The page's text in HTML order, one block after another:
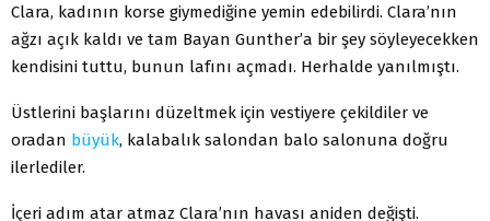
Clara, kadının korse giymediğine yemin edebilirdi. Clara’nın
ağzı açık kaldı ve tam Bayan Gunther’a bir şey söyleyecekken
kendisini tuttu, bunun lafını açmadı. Herhalde yanılmıştı.
Üstlerini başlarını düzeltmek için vestiyere çekildiler ve
oradan büyük, kalabalık salondan balo salonuna doğru
ilerlediler.
İçeri adım atar atmaz Clara’nın havası aniden değişti.